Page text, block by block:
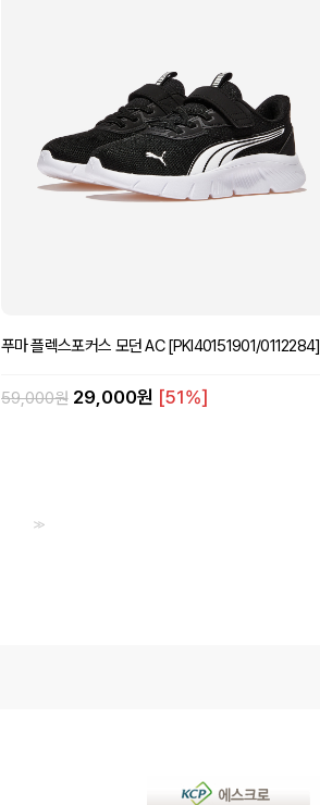
푸마 플렉스포커스 모던 AC [PKI40151901/0112284]
59,000원 29,000원 [51%]
>>